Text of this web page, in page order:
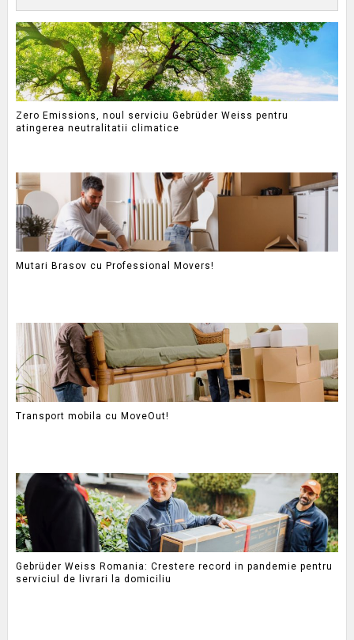
Zero Emissions, noul serviciu Gebrüder Weiss pentru
atingerea neutralitatii climatice
Mutari Brasov cu Professional Movers!
Transport mobila cu MoveOut!
Gebrüder Weiss Romania: Crestere record in pandemie pentru
serviciul de livrari la domiciliu